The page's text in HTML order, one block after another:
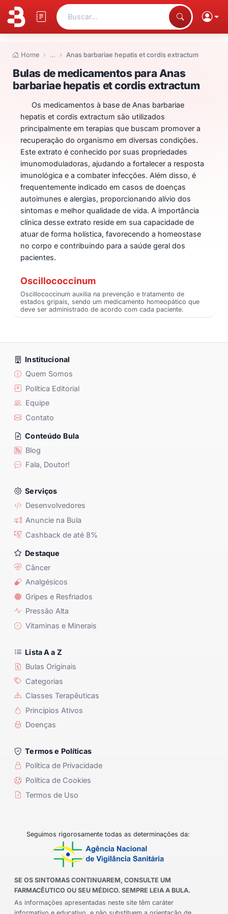
Buscar...
Home … Anas barbariae hepatis et cordis extractum
Bulas de medicamentos para
Bulas de medicamentos para Anas
barbariae hepatis et cordis extractum
Os medicamentos à base de Anas barbariae
hepatis et cordis extractum são utilizados
principalmente em terapias que buscam promover a
recuperação do organismo em diversas condições.
Este extrato é conhecido por suas propriedades
imunomoduladoras, ajudando a fortalecer a resposta
imunológica e a combater infecções. Além disso, é
frequentemente indicado em casos de doenças
autoimunes e alergias, proporcionando alívio dos
sintomas e melhor qualidade de vida. A importância
clínica desse extrato reside em sua capacidade de
atuar de forma holística, favorecendo a homeostase
no corpo e contribuindo para a saúde geral dos
pacientes.
Oscillococcinum
Oscillococcinum auxilia na prevenção e tratamento de
estados gripais, sendo um medicamento homeopático que
deve ser administrado de acordo com cada paciente.
Institucional
Quem Somos
Política Editorial
Equipe
Contato
Conteúdo Bula
Blog
Fala, Doutor!
Serviços
Desenvolvedores
Anuncie na Bula
Cashback de até 8%
Destaque
Câncer
Analgésicos
Gripes e Resfriados
Pressão Alta
Vitaminas e Minerais
Lista A a Z
Bulas Originais
Categorias
Classes Terapêuticas
Princípios Ativos
Doenças
Termos e Políticas
Política de Privacidade
Política de Cookies
Termos de Uso
Seguimos rigorosamente todas as determinações da:
SE OS SINTOMAS CONTINUAREM, CONSULTE UM
FARMACÊUTICO OU SEU MÉDICO. SEMPRE LEIA A BULA.
As informações apresentadas neste site têm caráter
informativo e educativo, e não substituem a orientação de